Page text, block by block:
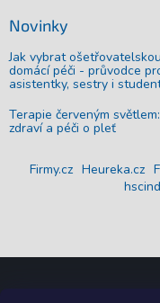
Novinky
Jak vybrat
domácí péči - průvodce
asistentky, sestry i
Terapie červeným
zdraví a péči o pleť
Firmy.cz Heureka.cz